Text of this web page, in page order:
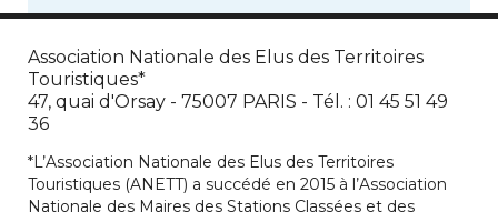
Association Nationale des Elus des Territoires
Touristiques*
47, quai d'Orsay - 75007 PARIS - Tél. : 01 45 51 49
36
*L’Association Nationale des Elus des Territoires
Touristiques (ANETT) a succédé en 2015 à l’Association
Nationale des Maires des Stations Classées et des